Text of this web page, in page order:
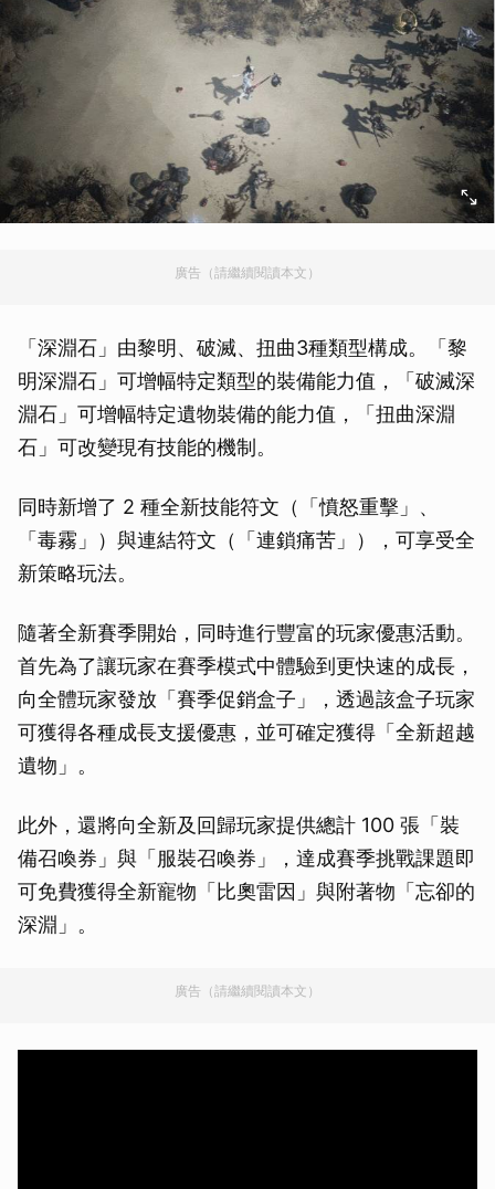
廣告（請繼續閱讀本文）
「深淵石」由黎明、破滅、扭曲3種類型構成。「黎
明深淵石」可增幅特定類型的裝備能力值，「破滅深
淵石」可增幅特定遺物裝備的能力值，「扭曲深淵
石」可改變現有技能的機制。
同時新增了 2 種全新技能符文（「憤怒重擊」、
「毒霧」）與連結符文（「連鎖痛苦」），可享受全
新策略玩法。
隨著全新賽季開始，同時進行豐富的玩家優惠活動。
首先為了讓玩家在賽季模式中體驗到更快速的成長，
向全體玩家發放「賽季促銷盒子」，透過該盒子玩家
可獲得各種成長支援優惠，並可確定獲得「全新超越
遺物」。
此外，還將向全新及回歸玩家提供總計 100 張「裝
備召喚券」與「服裝召喚券」，達成賽季挑戰課題即
可免費獲得全新寵物「比奧雷因」與附著物「忘卻的
深淵」。
廣告（請繼續閱讀本文）